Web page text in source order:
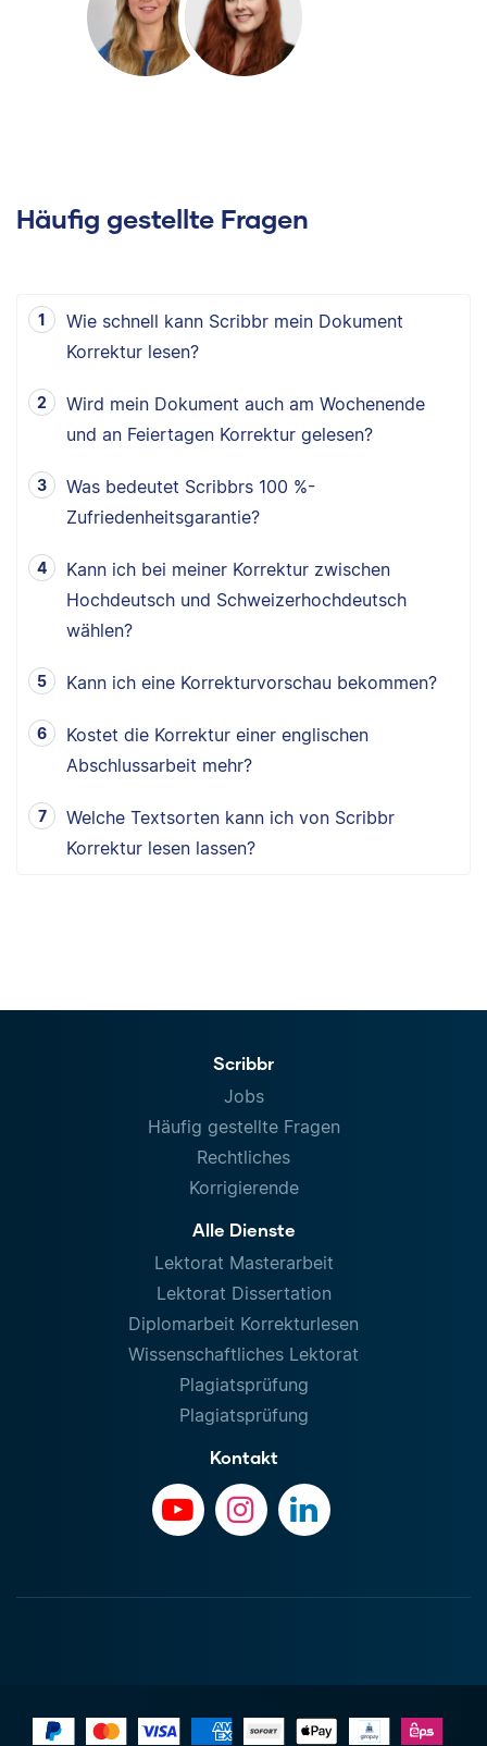
Häufig gestellte Fragen
Wie schnell kann Scribbr mein Dokument
Korrektur lesen?
Wird mein Dokument auch am Wochenende
und an Feiertagen Korrektur gelesen?
Was bedeutet Scribbrs 100 %-
Zufriedenheitsgarantie?
Kann ich bei meiner Korrektur zwischen
Hochdeutsch und Schweizerhochdeutsch
wählen?
Kann ich eine Korrekturvorschau bekommen?
Kostet die Korrektur einer englischen
Abschlussarbeit mehr?
Welche Textsorten kann ich von Scribbr
Korrektur lesen lassen?
Scribbr
Jobs
Häufig gestellte Fragen
Rechtliches
Korrigierende
Alle Dienste
Lektorat Masterarbeit
Lektorat Dissertation
Diplomarbeit Korrekturlesen
Wissenschaftliches Lektorat
Plagiatsprüfung
Plagiatsprüfung
Kontakt